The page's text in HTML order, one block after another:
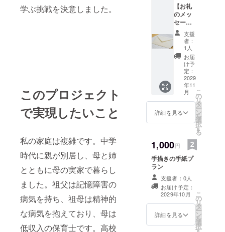
学ぶ挑戦を決意しました。
このプロジェクト
で実現したいこと
私の家庭は複雑です。中学
時代に親が別居し、母と姉
とともに母の実家で暮らし
ました。祖父は記憶障害の
病気を持ち、祖母は精神的
な病気を抱えており、母は
低収入の保育士です。高校
【お礼
のメッ
セー
ジ】 感
謝の気
持ちを
込め
て、お
礼の
メッ
セージ
をお送
りしま
す。プ
ロジェ
クト活
を共
有！
支援
者：
1人
お届
け予
定：
2029
年11
月
詳細を見る
こ
の
リ
タ
ー
ン
を
選
択
す
る
1,000円
手描きの手紙プ
ラン
支援者：0人
お届け予定：
2029年10月
詳細を見る
こ
の
リ
タ
ー
ン
を
選
択